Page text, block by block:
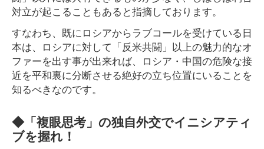
対立が起こることもあると指摘しております。
すなわち、既にロシアからラブコールを受けている日
本は、ロシアに対して「反米共闘」以上の魅力的なオ
ファーを出す事が出来れば、ロシア・中国の危険な接
近を平和裏に分断させる絶好の立ち位置にいることを
知るべきなのです。
◆「複眼思考」の独自外交でイニシアティ
ブを握れ！